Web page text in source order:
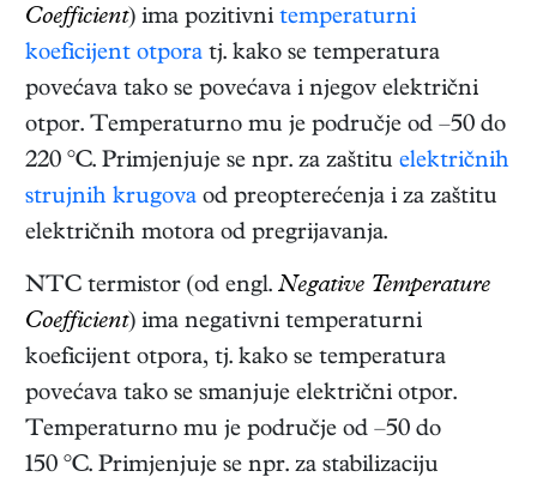
Coefficient) ima pozitivni temperaturni
koeficijent otpora tj. kako se temperatura
povećava tako se povećava i njegov električni
otpor. Temperaturno mu je područje od –50 do
220 °C. Primjenjuje se npr. za zaštitu električnih
strujnih krugova od preopterećenja i za zaštitu
električnih motora od pregrijavanja.
NTC termistor (od engl. Negative Temperature
Coefficient) ima negativni temperaturni
koeficijent otpora, tj. kako se temperatura
povećava tako se smanjuje električni otpor.
Temperaturno mu je područje od –50 do
150 °C. Primjenjuje se npr. za stabilizaciju